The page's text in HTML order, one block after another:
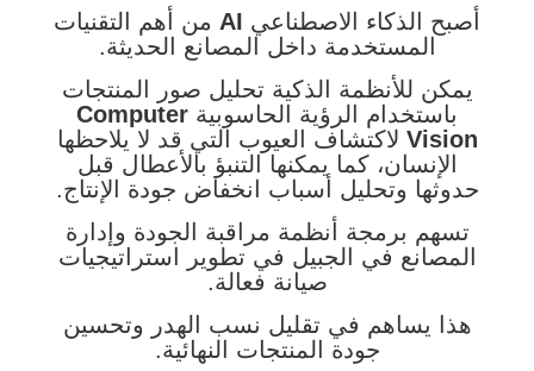
أصبح الذكاء الاصطناعي AI من أهم التقنيات
المستخدمة داخل المصانع الحديثة.
يمكن للأنظمة الذكية تحليل صور المنتجات
باستخدام الرؤية الحاسوبية Computer
Vision لاكتشاف العيوب التي قد لا يلاحظها
الإنسان، كما يمكنها التنبؤ بالأعطال قبل
حدوثها وتحليل أسباب انخفاض جودة الإنتاج.
تسهم برمجة أنظمة مراقبة الجودة وإدارة
المصانع في الجبيل في تطوير استراتيجيات
صيانة فعالة.
هذا يساهم في تقليل نسب الهدر وتحسين
جودة المنتجات النهائية.